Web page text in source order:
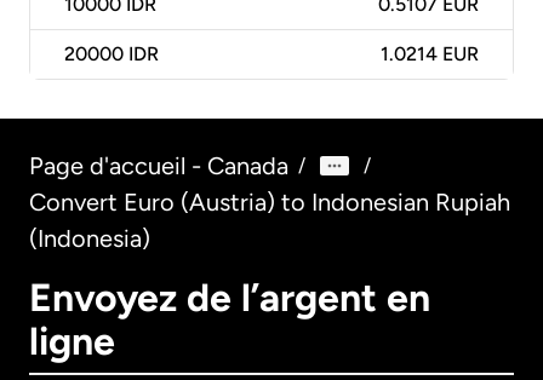
10000 IDR 0.5107 EUR
20000 IDR 1.0214 EUR
Page d'accueil - Canada / /
Convert Euro (Austria) to Indonesian Rupiah
(Indonesia)
Envoyez de l’argent en
ligne